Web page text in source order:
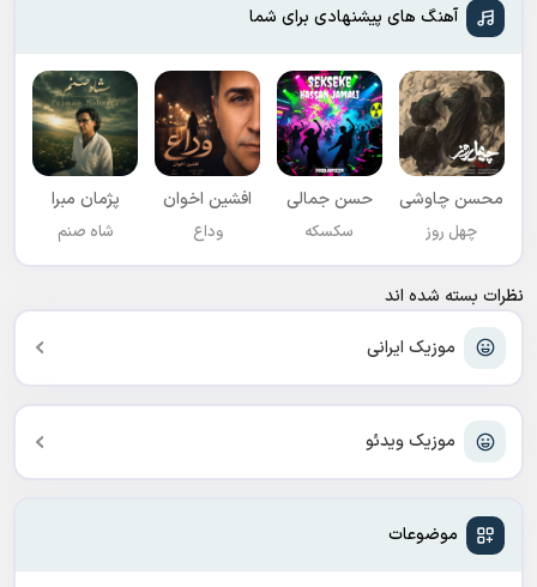
موزیک ایرانی
موزیک ویدئو
موضوعات
آهنگ های پیشنهادی برای شما
محسن چاوشی
چهل روز
حسن جمالی
سکسکه
افشين اخوان
وداع
پژمان مبرا
شاه صنم
نظرات بسته شده اند